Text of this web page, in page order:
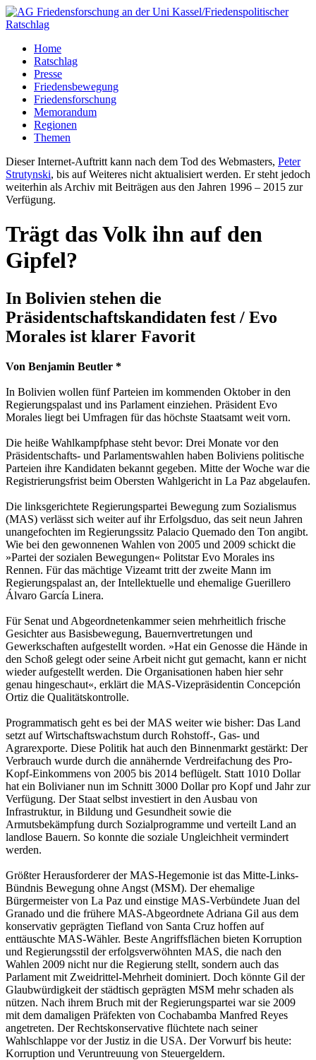
Home
Ratschlag
Presse
Friedensbewegung
Friedensforschung
Memorandum
Regionen
Themen
Dieser Internet-Auftritt kann nach dem Tod des Webmasters, Peter
Strutynski, bis auf Weiteres nicht aktualisiert werden. Er steht jedoch
weiterhin als Archiv mit Beiträgen aus den Jahren 1996 – 2015 zur
Verfügung.
Trägt das Volk ihn auf den
Gipfel?
In Bolivien stehen die
Präsidentschaftskandidaten fest / Evo
Morales ist klarer Favorit
Von Benjamin Beutler *
In Bolivien wollen fünf Parteien im kommenden Oktober in den
Regierungspalast und ins Parlament einziehen. Präsident Evo
Morales liegt bei Umfragen für das höchste Staatsamt weit vorn.
Die heiße Wahlkampfphase steht bevor: Drei Monate vor den
Präsidentschafts- und Parlamentswahlen haben Boliviens politische
Parteien ihre Kandidaten bekannt gegeben. Mitte der Woche war die
Registrierungsfrist beim Obersten Wahlgericht in La Paz abgelaufen.
Die linksgerichtete Regierungspartei Bewegung zum Sozialismus
(MAS) verlässt sich weiter auf ihr Erfolgsduo, das seit neun Jahren
unangefochten im Regierungssitz Palacio Quemado den Ton angibt.
Wie bei den gewonnenen Wahlen von 2005 und 2009 schickt die
»Partei der sozialen Bewegungen« Politstar Evo Morales ins
Rennen. Für das mächtige Vizeamt tritt der zweite Mann im
Regierungspalast an, der Intellektuelle und ehemalige Guerillero
Álvaro García Linera.
Für Senat und Abgeordnetenkammer seien mehrheitlich frische
Gesichter aus Basisbewegung, Bauernvertretungen und
Gewerkschaften aufgestellt worden. »Hat ein Genosse die Hände in
den Schoß gelegt oder seine Arbeit nicht gut gemacht, kann er nicht
wieder aufgestellt werden. Die Organisationen haben hier sehr
genau hingeschaut«, erklärt die MAS-Vizepräsidentin Concepción
Ortiz die Qualitätskontrolle.
Programmatisch geht es bei der MAS weiter wie bisher: Das Land
setzt auf Wirtschaftswachstum durch Rohstoff-, Gas- und
Agrarexporte. Diese Politik hat auch den Binnenmarkt gestärkt: Der
Verbrauch wurde durch die annähernde Verdreifachung des Pro-
Kopf-Einkommens von 2005 bis 2014 beflügelt. Statt 1010 Dollar
hat ein Bolivianer nun im Schnitt 3000 Dollar pro Kopf und Jahr zur
Verfügung. Der Staat selbst investiert in den Ausbau von
Infrastruktur, in Bildung und Gesundheit sowie die
Armutsbekämpfung durch Sozialprogramme und verteilt Land an
landlose Bauern. So konnte die soziale Ungleichheit vermindert
werden.
Größter Herausforderer der MAS-Hegemonie ist das Mitte-Links-
Bündnis Bewegung ohne Angst (MSM). Der ehemalige
Bürgermeister von La Paz und einstige MAS-Verbündete Juan del
Granado und die frühere MAS-Abgeordnete Adriana Gil aus dem
konservativ geprägten Tiefland von Santa Cruz hoffen auf
enttäuschte MAS-Wähler. Beste Angriffsflächen bieten Korruption
und Regierungsstil der erfolgsverwöhnten MAS, die nach den
Wahlen 2009 nicht nur die Regierung stellt, sondern auch das
Parlament mit Zweidrittel-Mehrheit dominiert. Doch könnte Gil der
Glaubwürdigkeit der städtisch geprägten MSM mehr schaden als
nützen. Nach ihrem Bruch mit der Regierungspartei war sie 2009
mit dem damaligen Präfekten von Cochabamba Manfred Reyes
angetreten. Der Rechtskonservative flüchtete nach seiner
Wahlschlappe vor der Justiz in die USA. Der Vorwurf bis heute:
Korruption und Veruntreuung von Steuergeldern.